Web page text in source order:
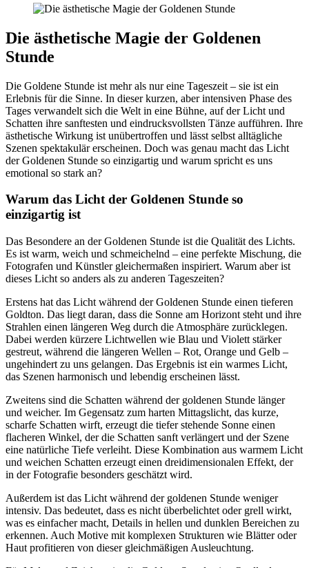
Die ästhetische Magie der Goldenen
Stunde
Die Goldene Stunde ist mehr als nur eine Tageszeit – sie ist ein
Erlebnis für die Sinne. In dieser kurzen, aber intensiven Phase des
Tages verwandelt sich die Welt in eine Bühne, auf der Licht und
Schatten ihre sanftesten und eindrucksvollsten Tänze aufführen. Ihre
ästhetische Wirkung ist unübertroffen und lässt selbst alltägliche
Szenen spektakulär erscheinen. Doch was genau macht das Licht
der Goldenen Stunde so einzigartig und warum spricht es uns
emotional so stark an?
Warum das Licht der Goldenen Stunde so
einzigartig ist
Das Besondere an der Goldenen Stunde ist die Qualität des Lichts.
Es ist warm, weich und schmeichelnd – eine perfekte Mischung, die
Fotografen und Künstler gleichermaßen inspiriert. Warum aber ist
dieses Licht so anders als zu anderen Tageszeiten?
Erstens hat das Licht während der Goldenen Stunde einen tieferen
Goldton. Das liegt daran, dass die Sonne am Horizont steht und ihre
Strahlen einen längeren Weg durch die Atmosphäre zurücklegen.
Dabei werden kürzere Lichtwellen wie Blau und Violett stärker
gestreut, während die längeren Wellen – Rot, Orange und Gelb –
ungehindert zu uns gelangen. Das Ergebnis ist ein warmes Licht,
das Szenen harmonisch und lebendig erscheinen lässt.
Zweitens sind die Schatten während der goldenen Stunde länger
und weicher. Im Gegensatz zum harten Mittagslicht, das kurze,
scharfe Schatten wirft, erzeugt die tiefer stehende Sonne einen
flacheren Winkel, der die Schatten sanft verlängert und der Szene
eine natürliche Tiefe verleiht. Diese Kombination aus warmem Licht
und weichen Schatten erzeugt einen dreidimensionalen Effekt, der
in der Fotografie besonders geschätzt wird.
Außerdem ist das Licht während der goldenen Stunde weniger
intensiv. Das bedeutet, dass es nicht überbelichtet oder grell wirkt,
was es einfacher macht, Details in hellen und dunklen Bereichen zu
erkennen. Auch Motive mit komplexen Strukturen wie Blätter oder
Haut profitieren von dieser gleichmäßigen Ausleuchtung.